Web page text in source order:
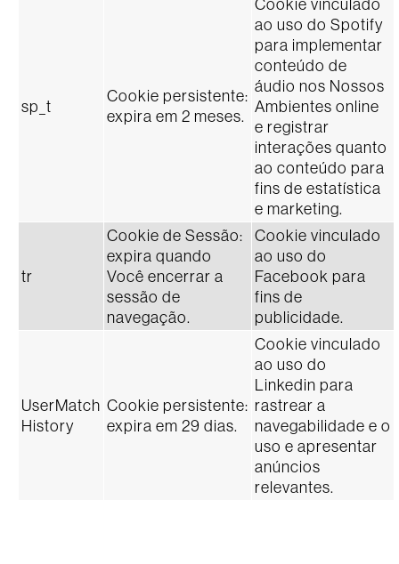
sp_t
Cookie persistente:
expira em 2 meses.
ao uso do Spotify
para implementar
conteúdo de
áudio nos Nossos
Ambientes online
e registrar
interações quanto
ao conteúdo para
fins de estatística
e marketing.
tr
Cookie de Sessão:
expira quando
Você encerrar a
sessão de
navegação.
Cookie vinculado
ao uso do
Facebook para
fins de
publicidade.
UserMatch
History
Cookie persistente:
expira em 29 dias.
Cookie vinculado
ao uso do
Linkedin para
rastrear a
navegabilidade e o
uso e apresentar
anúncios
relevantes.